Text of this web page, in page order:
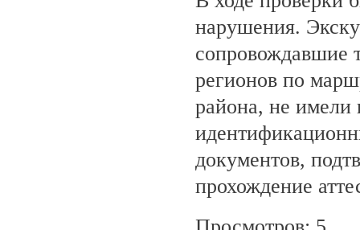
нарушения.
сопровождавшие
регионов по
района, не имели
документов,
прохождение